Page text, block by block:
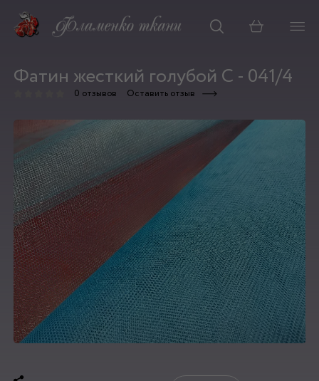
Корзина
Фатин жесткий голубой С - 041/4
0 отзывов Оставить отзыв